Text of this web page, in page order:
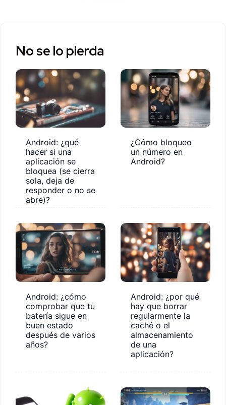
No se lo pierda
Android: ¿qué
hacer si una
aplicación se
bloquea (se cierra
sola, deja de
responder o no se
abre)?
¿Cómo bloqueo
un número en
Android?
Android: ¿cómo
comprobar que tu
batería sigue en
buen estado
después de varios
años?
Android: ¿por qué
hay que borrar
regularmente la
caché o el
almacenamiento
de una
aplicación?